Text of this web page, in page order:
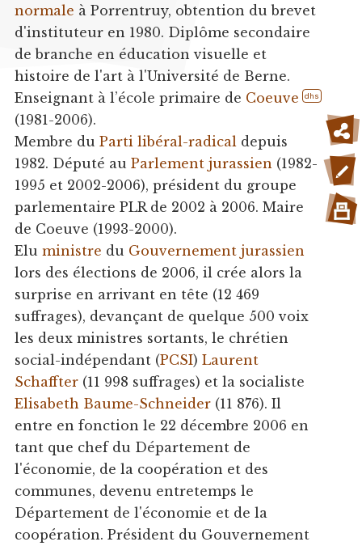
normale à Porrentruy, obtention du brevet
d'instituteur en 1980. Diplôme secondaire
de branche en éducation visuelle et
histoire de l'art à l'Université de Berne.
Enseignant à l’école primaire de Coeuve dhs
(1981-2006).
Membre du Parti libéral-radicaldepuis
1982. Député au Parlement jurassien (1982-
1995 et 2002-2006), président du groupe
parlementaire PLR de 2002 à 2006. Maire
de Coeuve (1993-2000).
Elu ministre du Gouvernement jurassien
lors des élections de 2006, il crée alors la
surprise en arrivant en tête (12 469
suffrages), devançant de quelque 500 voix
les deux ministres sortants, le chrétien
social-indépendant (PCSI) Laurent
Schaffter(11 998 suffrages) et la socialiste
Elisabeth Baume-Schneider(11 876). Il
entre en fonction le 22 décembre 2006 en
tant que chef du Département de
l'économie, de la coopération et des
communes, devenu entretemps le
Département de l'économie et de la
coopération. Président du Gouvernement